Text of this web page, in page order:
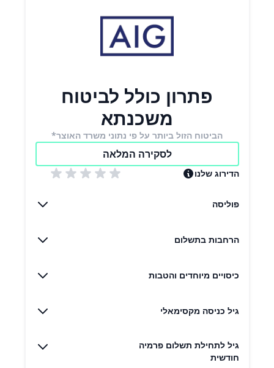
פתרון כולל לביטוח
משכנתא
הביטוח הזול ביותר על פי נתוני משרד האוצר*
לסקירה המלאה
הדירוג שלנו
פוליסה
הרחבות בתשלום
כיסויים מיוחדים והטבות
גיל כניסה מקסימאלי
גיל לתחילת תשלום פרמיה
חודשית